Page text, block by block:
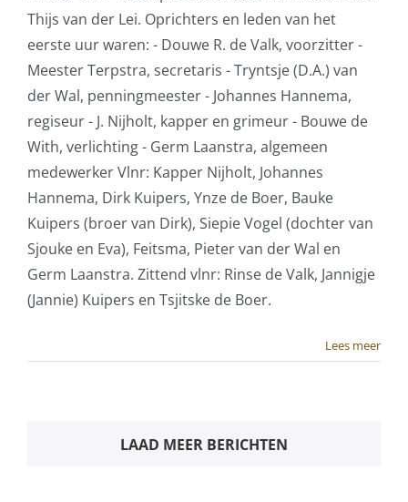
Thijs van der Lei. Oprichters en leden van het
eerste uur waren: - Douwe R. de Valk, voorzitter -
Meester Terpstra, secretaris - Tryntsje (D.A.) van
der Wal, penningmeester - Johannes Hannema,
regiseur - J. Nijholt, kapper en grimeur - Bouwe de
With, verlichting - Germ Laanstra, algemeen
medewerker Vlnr: Kapper Nijholt, Johannes
Hannema, Dirk Kuipers, Ynze de Boer, Bauke
Kuipers (broer van Dirk), Siepie Vogel (dochter van
Sjouke en Eva), Feitsma, Pieter van der Wal en
Germ Laanstra. Zittend vlnr: Rinse de Valk, Jannigje
(Jannie) Kuipers en Tsjitske de Boer.
Lees meer
LAAD MEER BERICHTEN